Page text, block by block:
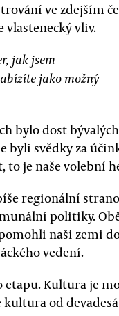
ve zdejším
vliv.
jak jsem
jako možný
bylo dost
byli svědky za
je naše volební
regionální
politiky.
naši zemi
vedení.
Kultura je
od